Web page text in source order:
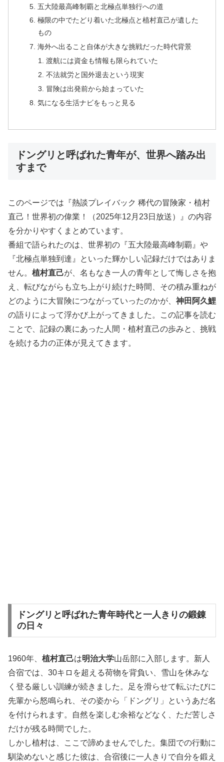
五大陸最高峰制覇と北極点単独行への道
極限の中でたどり着いた北極点と植村直己が遺した
もの
海外へ出ること自体が大きな挑戦だった時代背景
渡航には資金も情報も限られていた
不法就労と国外退去という現実
冒険は出発前から始まっていた
気になる生活ナビをもっと見る
ドングリと呼ばれた青年が、世界へ踏み出
すまで
このページでは『熱談プレイバック 稀代の冒険家・植村
直己！世界初の偉業！（2025年12月23日放送）』の内容
を分かりやすくまとめています。
番組で語られたのは、世界初の『五大陸最高峰制覇』や
『北極点単独到達』といった輝かしい記録だけではありま
せん。 植村直己が、名もなき一人の青年として悔しさを抱
え、転びながらも立ち上がり続けた時間、その積み重ねが
どのように大冒険につながっていったのかが、 神田阿久鯉
の語りによって浮かび上がってきました。この記事を読む
ことで、記録の裏にあった人間・植村直己の歩みと、挑戦
を続ける力の正体が見えてきます。
ドングリと呼ばれた青年時代と一人きりの鍛錬
の日々
1960年、 植村直己は明治大学山岳部に入部します。新人
合宿では、30キロを超える荷物を背負い、雪山を休みな
く登る厳しい訓練が続きました。足を滑らせて転ぶたびに
先輩から怒鳴られ、その姿から「ドングリ」というあだ名
を付けられます。自然を楽しむ余裕などなく、ただ苦しさ
だけが残る時間でした。
しかし植村は、ここで諦めませんでした。集団での行動に
馴染めないと感じた彼は、合宿後に一人きりで自分を鍛え